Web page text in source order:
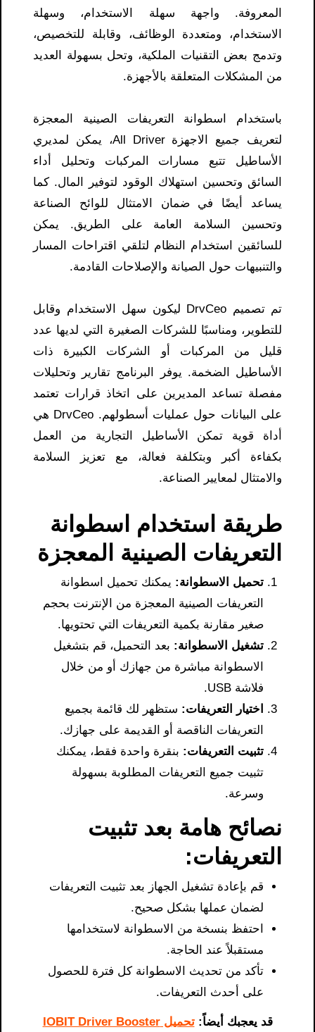
المعروفة. واجهة سهلة الاستخدام، وسهلة
الاستخدام، ومتعددة الوظائف، وقابلة للتخصيص،
وتدمج بعض التقنيات الملكية، وتحل بسهولة العديد
من المشكلات المتعلقة بالأجهزة.
باستخدام اسطوانة التعريفات الصينية المعجزة
لتعريف جميع الاجهزة All Driver، يمكن لمديري
الأساطيل تتبع مسارات المركبات وتحليل أداء
السائق وتحسين استهلاك الوقود لتوفير المال. كما
يساعد أيضًا في ضمان الامتثال للوائح الصناعة
وتحسين السلامة العامة على الطريق. يمكن
للسائقين استخدام النظام لتلقي اقتراحات المسار
والتنبيهات حول الصيانة والإصلاحات القادمة.
تم تصميم DrvCeo ليكون سهل الاستخدام وقابل
للتطوير، ومناسبًا للشركات الصغيرة التي لديها عدد
قليل من المركبات أو الشركات الكبيرة ذات
الأساطيل الضخمة. يوفر البرنامج تقارير وتحليلات
مفصلة تساعد المديرين على اتخاذ قرارات تعتمد
على البيانات حول عمليات أسطولهم. DrvCeo هي
أداة قوية تمكن الأساطيل التجارية من العمل
بكفاءة أكبر وبتكلفة فعالة، مع تعزيز السلامة
والامتثال لمعايير الصناعة.
طريقة استخدام اسطوانة
التعريفات الصينية المعجزة
تحميل الاسطوانة: يمكنك تحميل اسطوانة
التعريفات الصينية المعجزة من الإنترنت بحجم
صغير مقارنة بكمية التعريفات التي تحتويها.
تشغيل الاسطوانة: بعد التحميل، قم بتشغيل
الاسطوانة مباشرة من جهازك أو من خلال
فلاشة USB.
اختيار التعريفات: ستظهر لك قائمة بجميع
التعريفات الناقصة أو القديمة على جهازك.
تثبيت التعريفات: بنقرة واحدة فقط، يمكنك
تثبيت جميع التعريفات المطلوبة بسهولة
وسرعة.
نصائح هامة بعد تثبيت
التعريفات:
قم بإعادة تشغيل الجهاز بعد تثبيت التعريفات
لضمان عملها بشكل صحيح.
احتفظ بنسخة من الاسطوانة لاستخدامها
مستقبلاً عند الحاجة.
تأكد من تحديث الاسطوانة كل فترة للحصول
على أحدث التعريفات.
قد يعجبك أيضاً: تحميل IOBIT Driver Booster